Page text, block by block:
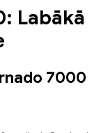
Labākā
7000